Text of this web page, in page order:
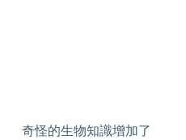
奇怪的生物知識增加了